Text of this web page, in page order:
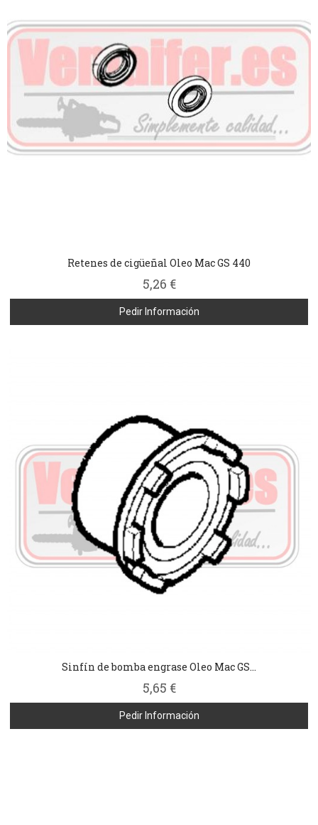
Retenes de cigüeñal Oleo Mac GS 440
5,26 €
Pedir Información
Sinfín de bomba engrase Oleo Mac GS...
5,65 €
Pedir Información